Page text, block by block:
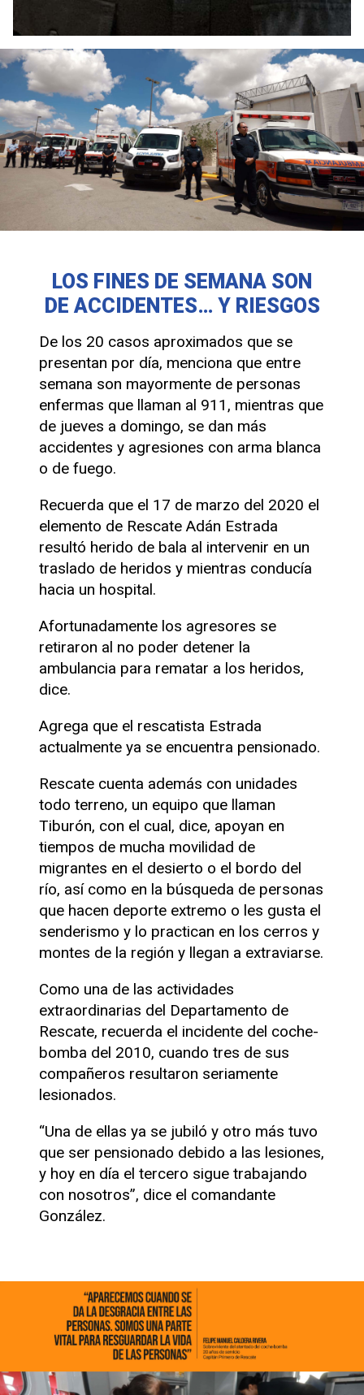
LOS FINES DE SEMANA SON
DE ACCIDENTES… Y RIESGOS
De los 20 casos aproximados que se
presentan por día, menciona que entre
semana son mayormente de personas
enfermas que llaman al 911, mientras que
de jueves a domingo, se dan más
accidentes y agresiones con arma blanca
o de fuego.
Recuerda que el 17 de marzo del 2020 el
elemento de Rescate Adán Estrada
resultó herido de bala al intervenir en un
traslado de heridos y mientras conducía
hacia un hospital.
Afortunadamente los agresores se
retiraron al no poder detener la
ambulancia para rematar a los heridos,
dice.
Agrega que el rescatista Estrada
actualmente ya se encuentra pensionado.
Rescate cuenta además con unidades
todo terreno, un equipo que llaman
Tiburón, con el cual, dice, apoyan en
tiempos de mucha movilidad de
migrantes en el desierto o el bordo del
río, así como en la búsqueda de personas
que hacen deporte extremo o les gusta el
senderismo y lo practican en los cerros y
montes de la región y llegan a extraviarse.
Como una de las actividades
extraordinarias del Departamento de
Rescate, recuerda el incidente del coche-
bomba del 2010, cuando tres de sus
compañeros resultaron seriamente
lesionados.
“Una de ellas ya se jubiló y otro más tuvo
que ser pensionado debido a las lesiones,
y hoy en día el tercero sigue trabajando
con nosotros”, dice el comandante
González.